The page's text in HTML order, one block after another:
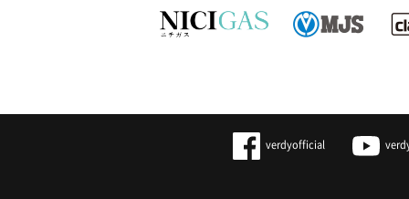
verdyofficial